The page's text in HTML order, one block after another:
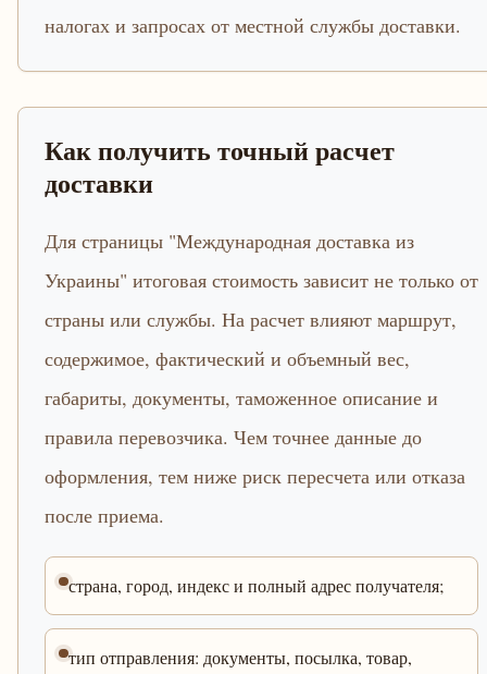
налогах и запросах от местной службы доставки.
Как получить точный расчет
доставки
Для страницы "Международная доставка из
Украины" итоговая стоимость зависит не только от
страны или службы. На расчет влияют маршрут,
содержимое, фактический и объемный вес,
габариты, документы, таможенное описание и
правила перевозчика. Чем точнее данные до
оформления, тем ниже риск пересчета или отказа
после приема.
страна, город, индекс и полный адрес получателя;
тип отправления: документы, посылка, товар,